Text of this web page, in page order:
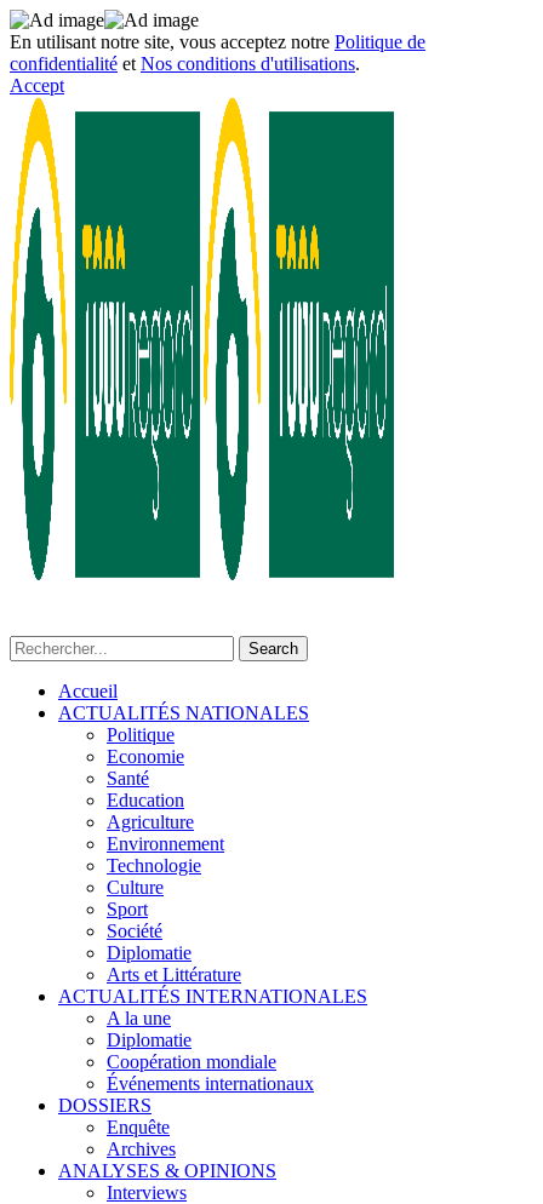
En utilisant notre site, vous acceptez notre Politique de
confidentialité et Nos conditions d'utilisations.
Accept
Accueil
ACTUALITÉS NATIONALES
Politique
Economie
Santé
Education
Agriculture
Environnement
Technologie
Culture
Sport
Société
Diplomatie
Arts et Littérature
ACTUALITÉS INTERNATIONALES
A la une
Diplomatie
Coopération mondiale
Événements internationaux
DOSSIERS
Enquête
Archives
ANALYSES & OPINIONS
Interviews